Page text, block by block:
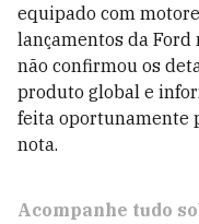
equipado com
lançamentos da Ford
não confirmou os
produto global e
feita oportunamente
nota.
Acompanhe tudo